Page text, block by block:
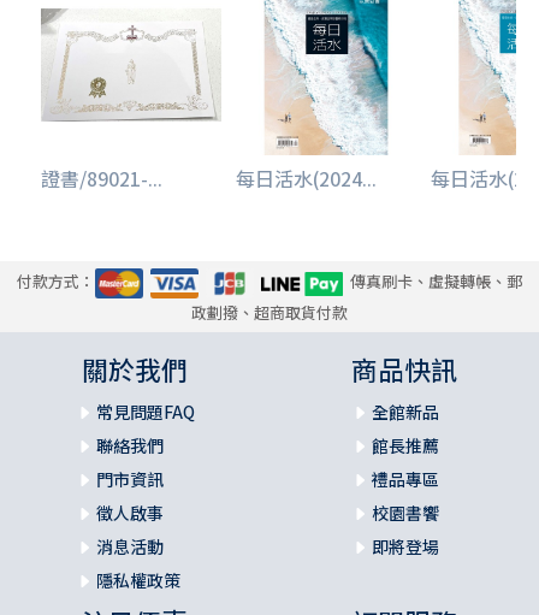
證書/89021-... 每日活水(2024... 每日活水
付款方式：
傳真刷卡、虛擬轉帳、郵
政劃撥、超商取貨付款
關於我們
常見問題FAQ
聯絡我們
門市資訊
徵人啟事
消息活動
隱私權政策
商品快訊
全館新品
館長推薦
禮品專區
校園書饗
即將登場